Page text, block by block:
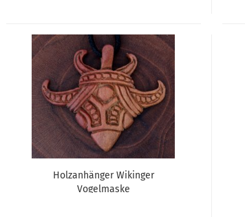
Holzanhänger Wikinger
Vogelmaske